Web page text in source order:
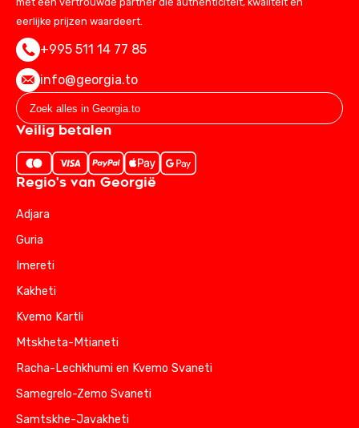
eerlijke prijzen waardeert.
+995 511 14 77 85
info@georgia.to
Veilig betalen
Regio's van Georgië
Adjara
Guria
Imereti
Kakheti
Kvemo Kartli
Mtskheta-Mtianeti
Racha-Lechkhumi en Kvemo Svaneti
Samegrelo-Zemo Svaneti
Samtskhe-Javakheti